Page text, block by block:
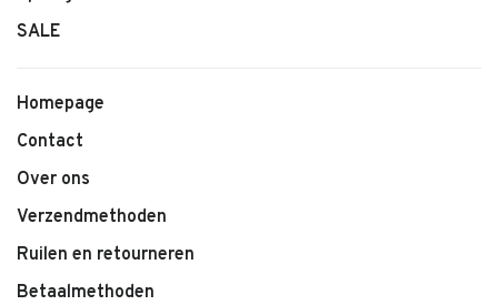
SALE
Homepage
Contact
Over ons
Verzendmethoden
Ruilen en retourneren
Betaalmethoden